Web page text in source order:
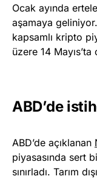
Ocak ayında
aşamaya
kapsamlı kripto
üzere 14
ABD’de
ABD’de açıklanan
piyasasında sert
sınırladı. Tarım